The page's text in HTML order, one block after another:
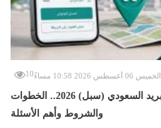
الخميس 06 أغسطس 2026 10:58 مساءً 10
تحديث العنوان الوطني في البريد السعودي (سبل) 2026.. الخطوات
والشروط وأهم الأسئلة